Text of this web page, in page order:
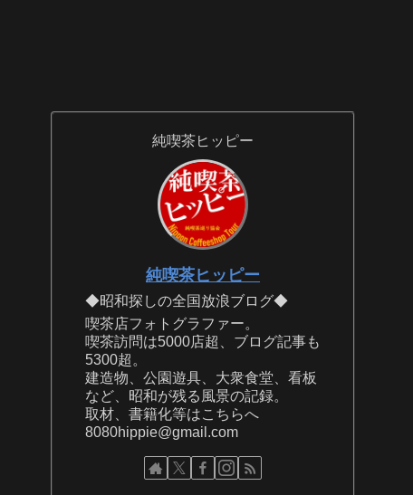
純喫茶ヒッピー
純喫茶ヒッピー
◆昭和探しの全国放浪ブログ◆
喫茶店フォトグラファー。
喫茶訪問は5000店超、ブログ記事も
5300超。
建造物、公園遊具、大衆食堂、看板
など、昭和が残る風景の記録。
取材、書籍化等はこちらへ
8080hippie@gmail.com